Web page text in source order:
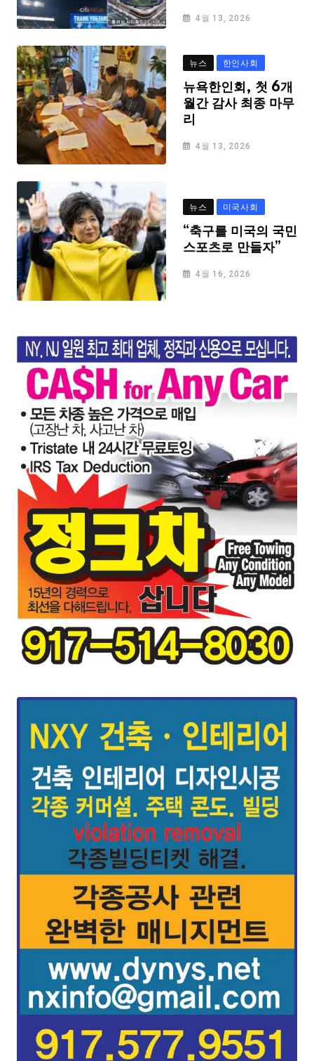
4월 13, 2026
뉴스 한인사회
뉴욕한인회, 첫 6개
월간 감사 최종 마무
리
4월 13, 2026
뉴스 미국사회
“축구를 미국의 국민
스포츠로 만들자”
4월 16, 2026